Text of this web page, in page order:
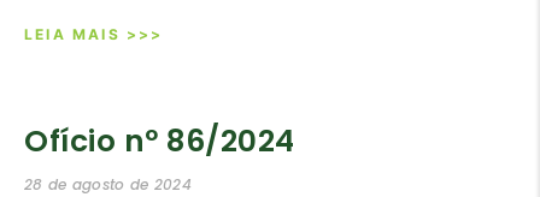
LEIA MAIS >>>
Ofício nº 86/2024
28 de agosto de 2024